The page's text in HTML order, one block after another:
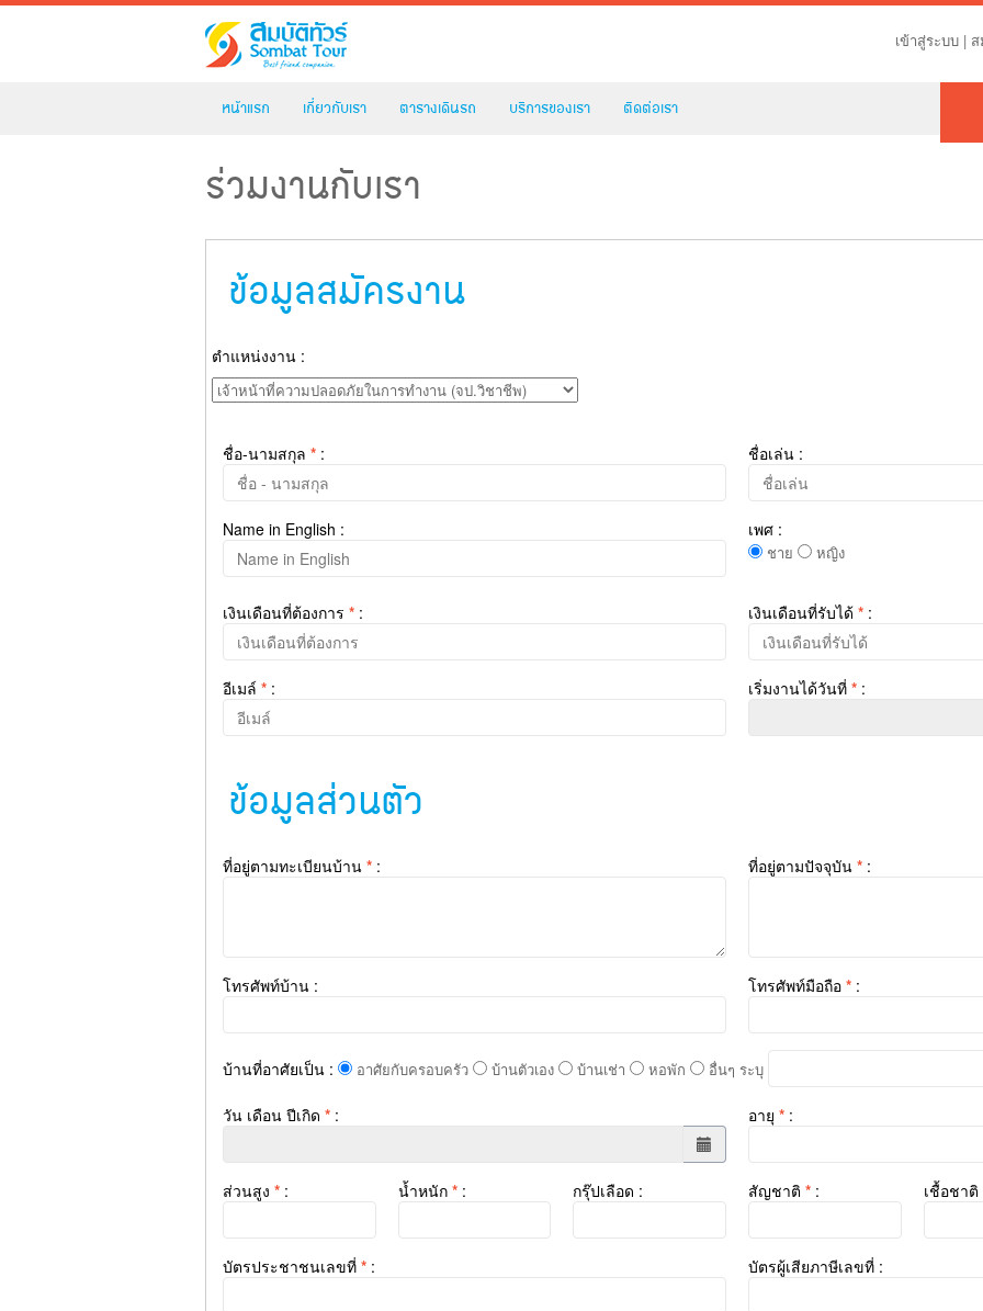
หน้าแรก เกี่ยวกับเรา ตารางเดินรถ บริการของเรา ติดต่อเรา
เข้าสู่ระบบ |
ร่วมงานกับเรา
ข้อมูลสมัครงาน
ตำแหน่งงาน :
ชื่อ-นามสกุล * : ชื่อเล่น :
Name in English : เพศ :
ชาย หญิง
เงินเดือนที่ต้องการ * : เงินเดือนที่รับได้ * :
อีเมล์ * : เริ่มงานได้วันที่ * :
ข้อมูลส่วนตัว
ที่อยู่ตามทะเบียนบ้าน * : ที่อยู่ตามปัจจุบัน * :
โทรศัพท์บ้าน : โทรศัพท์มือถือ * :
บ้านที่อาศัยเป็น : อาศัยกับครอบครัว บ้านตัวเอง บ้านเช่า หอพัก อื่นๆ ระบุ
วัน เดือน ปีเกิด * : อายุ * :
ส่วนสูง * : น้ำหนัก *: กรุ๊ปเลือด : สัญชาติ *: เชื้อชาติ
บัตรประชาชนเลขที่ * : บัตรผู้เสียภาษีเลขที่ :